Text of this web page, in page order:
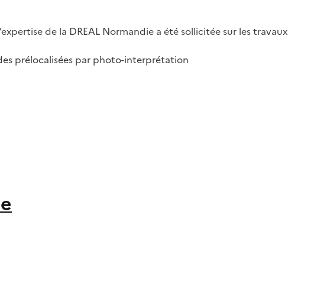
de la DREAL Normandie a été sollicitée sur les travaux
prélocalisées par photo-interprétation